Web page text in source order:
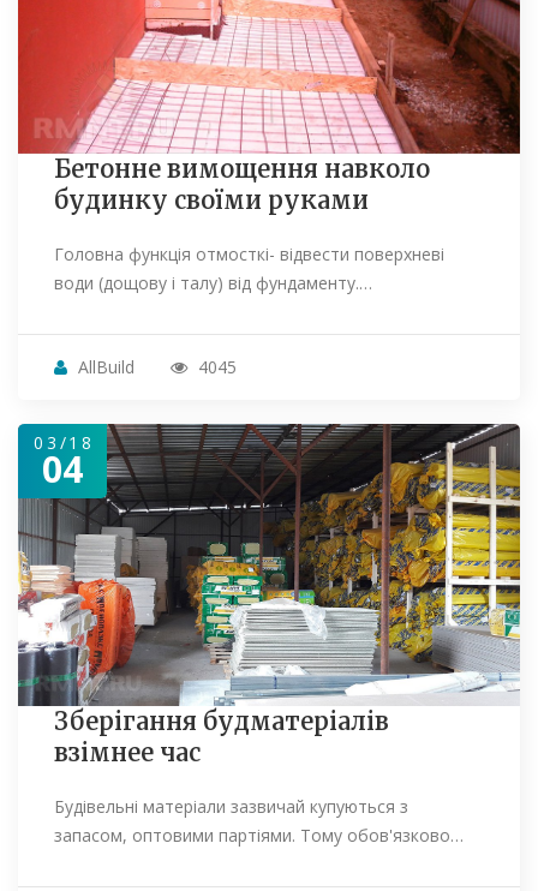
Бетонне вимощення навколо
будинку своїми руками
Головна функція отмосткі- відвести поверхневі
води (дощову і талу) від фундаменту.…
AllBuild 4045
03/18
04
Зберігання будматеріалів
взімнее час
Будівельні матеріали зазвичай купуються з
запасом, оптовими партіями. Тому обов'язково…